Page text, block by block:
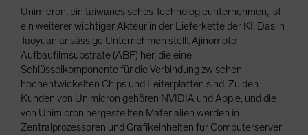
Unimicron, ein taiwanesisches Technologieunternehmen, ist
ein weiterer wichtiger Akteur in der Lieferkette der KI. Das in
Taoyuan ansässige Unternehmen stellt Ajinomoto-
Aufbaufilmsubstrate (ABF) her, die eine
Schlüsselkomponente für die Verbindung zwischen
hochentwickelten Chips und Leiterplatten sind. Zu den
Kunden von Unimicron gehören NVIDIA und Apple, und die
von Unimicron hergestellten Materialien werden in
Zentralprozessoren und Grafikeinheiten für Computerserver